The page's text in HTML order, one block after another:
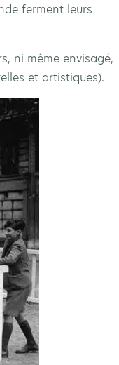
ferment leurs
ni même envisagé,
et artistiques).